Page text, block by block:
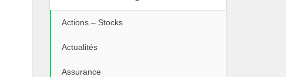
Actions – Stocks
Actualités
Assurance